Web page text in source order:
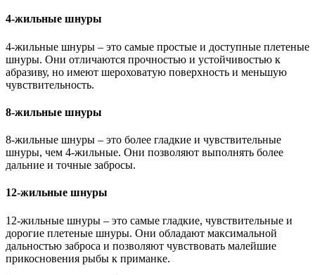
4-жильные шнуры
4-жильные шнуры – это самые простые и доступные плетеные
шнуры. Они отличаются прочностью и устойчивостью к
абразиву, но имеют шероховатую поверхность и меньшую
чувствительность.
8-жильные шнуры
8-жильные шнуры – это более гладкие и чувствительные
шнуры, чем 4-жильные. Они позволяют выполнять более
дальние и точные забросы.
12-жильные шнуры
12-жильные шнуры – это самые гладкие, чувствительные и
дорогие плетеные шнуры. Они обладают максимальной
дальностью заброса и позволяют чувствовать малейшие
прикосновения рыбы к приманке.